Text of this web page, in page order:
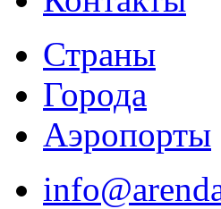
Страны
Города
Аэропорты